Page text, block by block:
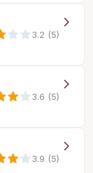
3.2 (5)
3.6 (5)
3.9 (5)